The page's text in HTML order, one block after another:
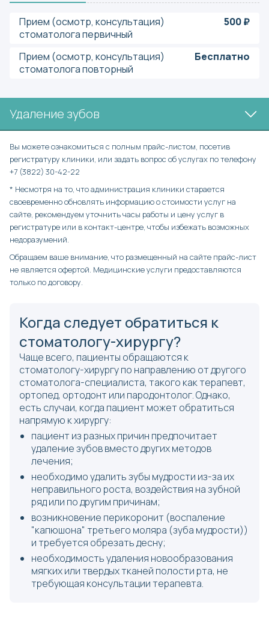
Прием (осмотр, консультация)
стоматолога первичный
500 ₽
Прием (осмотр, консультация)
стоматолога повторный
Бесплатно
Удаление зубов
Вы можете ознакомиться с полным прайс-листом, посетив
регистратуру клиники, или задать вопрос об услугах по телефону
+7 (3822) 30-42-22
* Несмотря на то, что администрация клиники старается
своевременно обновлять информацию о стоимости услуг на
сайте, рекомендуем уточнить часы работы и цену услуг в
регистратуре или в контакт-центре, чтобы избежать возможных
недоразумений.
Обращаем ваше внимание, что размещенный на сайте прайс-лист
не является офертой. Медицинские услуги предоставляются
только по договору.
Когда следует обратиться к
стоматологу-хирургу?
Чаще всего, пациенты обращаются к
стоматологу-хирургу по направлению от другого
стоматолога-специалиста, такого как терапевт,
ортопед, ортодонт или пародонтолог. Однако,
есть случаи, когда пациент может обратиться
напрямую к хирургу:
пациент из разных причин предпочитает
удаление зубов вместо других методов
лечения;
необходимо удалить зубы мудрости из-за их
неправильного роста, воздействия на зубной
ряд или по другим причинам;
возникновение перикоронит (воспаление
"капюшона" третьего моляра (зуба мудрости))
и требуется обрезать десну;
необходимость удаления новообразования
мягких или твердых тканей полости рта, не
требующая консультации терапевта.